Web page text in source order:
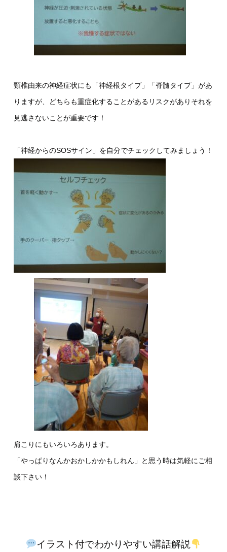
頸椎由来の神経症状にも「神経根タイプ」「脊髄タイプ」があ
りますが、どちらも重症化することがあるリスクがありそれを
見逃さないことが重要です！
「神経からのSOSサイン」を自分でチェックしてみましょう！
肩こりにもいろいろあります。
「やっぱりなんかおかしかかもしれん」と思う時は気軽にご相
談下さい！
イラスト付でわかりやすい講話解説